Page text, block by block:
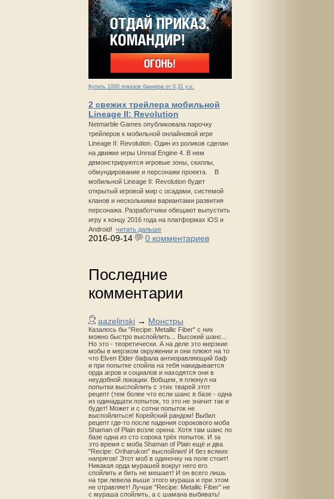
Купить 1000 показов баннера от 0,31 у.е.
2 свежих трейлера мобильной
Lineage II: Revolution
Netmarble Games опубликовала парочку
трейлеров к мобильной онлайновой игре
Lineage II: Revolution. Один из роликов сделан
на движке игры Unreal Engine 4. В нем
демонстрируются игровые зоны, скиллы,
обмундирование и персонажи проекта. В
мобильной Lineage II: Revolution будет
открытый игровой мир с осадами, системой
кланов и несколькими вариантами развития
персонажа. Разработчики обещают выпустить
игру к концу 2016 года на платформах iOS и
Android! читать дальше
2016-09-14 0 комментариев
Последние
комментарии
aazelinski → Монстры
Казалось бы "Recipe: Metallic Fiber" с них
можно быстро выспойлить... Высокий шанс...
Но это - теоретически. А на деле это мерзкие
мобы в мерзком окружении и они плюют на то
что Elven Elder бафала антиоравляющий баф
и при попытке спойла на тебя накидывается
орда агров и социалов и находятся они в
неудобной локации. Вобщем, я плюнул на
попытки выспойлить с этих тварей этот
рецепт (тем более что если шанс в базе - одна
из одинадцати попыток, то это не значит так и
будет! Может и с сотни попыток не
выспойлиться! Корейский рандом! Выбил
рецепт где-то после падения сорокового моба
Shaman of Plain возле орена. Хотя там шанс по
базе одна из сто сорока трёх попыток. И за
это время с моба Shaman of Plain ещё и два
"Recipe: Oriharukon" выспойлил! И без всяких
напрягов! Этот моб в одиночку на поле стоит!
Никакая орда мурашей вокруг него его
спойлить и бить не мешает! И он всего лишь
на три левела выше этого мураша и при этом
не отравляет! Лучше "Recipe: Metallic Fiber" не
с мураша спойлить, а с шамана выбивать!